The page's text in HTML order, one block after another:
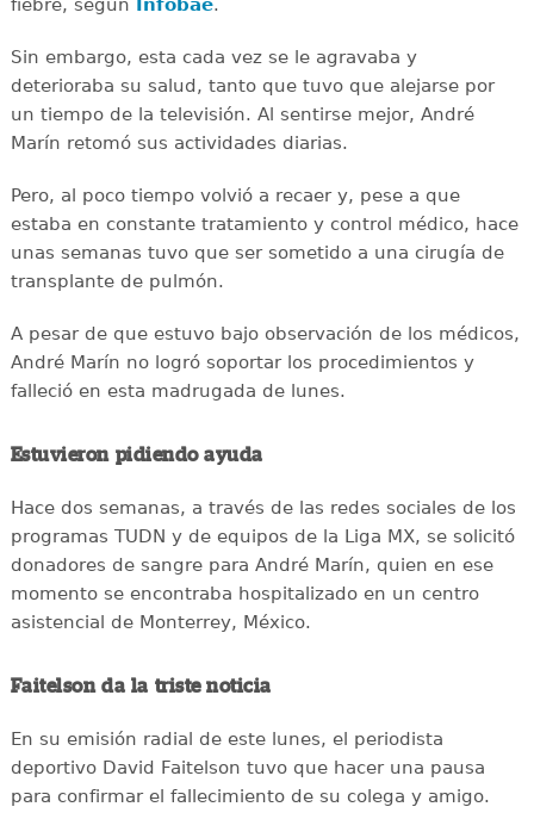
fiebre, según
Infobae.
Sin embargo, esta cada vez se le agravaba y
deterioraba su salud, tanto que tuvo que alejarse por
un tiempo de la televisión. Al sentirse mejor, André
Marín retomó sus actividades diarias.
Pero, al poco tiempo volvió a recaer y, pese a que
estaba en constante tratamiento y control médico, hace
unas semanas tuvo que ser sometido a una cirugía de
transplante de pulmón.
A pesar de que estuvo bajo observación de los médicos,
André Marín no logró soportar los procedimientos y
falleció en esta madrugada de lunes.
Estuvieron pidiendo ayuda
Hace dos semanas, a través de las redes sociales de los
programas TUDN y de equipos de la Liga MX, se solicitó
donadores de sangre para André Marín, quien en ese
momento se encontraba hospitalizado en un centro
asistencial de Monterrey, México.
Faitelson da la triste noticia
En su emisión radial de este lunes, el periodista
deportivo David Faitelson tuvo que hacer una pausa
para confirmar el fallecimiento de su colega y amigo.